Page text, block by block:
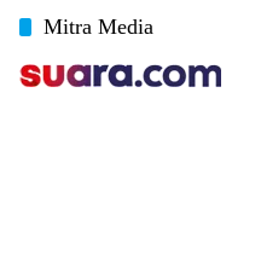
Mitra Media